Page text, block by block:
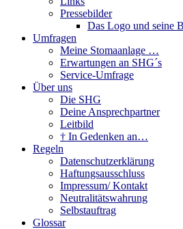
Pressebilder
Das Logo und seine
Umfragen
Meine Stomaanlage …
Erwartungen an SHG´s
Service-Umfrage
Über uns
Die SHG
Deine Ansprechpartner
Leitbild
† In Gedenken an…
Regeln
Datenschutzerklärung
Haftungsausschluss
Impressum/ Kontakt
Neutralitätswahrung
Selbstauftrag
Glossar